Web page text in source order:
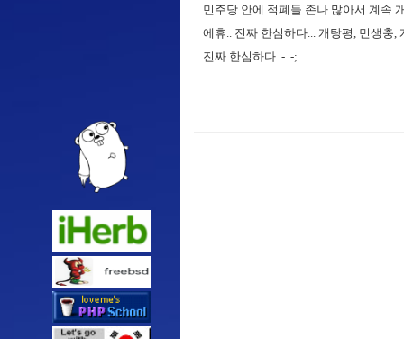
민주당 안에 적폐들 존나 많아서 계속
에휴.. 진짜 한심하다... 개탕평, 민생충
진짜 한심하다. -..-;...